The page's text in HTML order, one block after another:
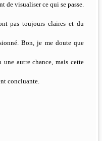
de visualiser ce qui se passe.
pas toujours claires et du
Bon, je me doute que
autre chance, mais cette
concluante.